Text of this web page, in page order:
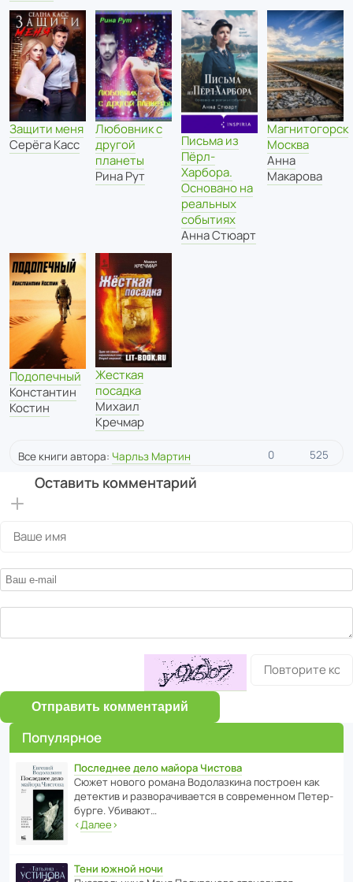
Защити меня
Серёга Касс
Любовник с
другой
планеты
Рина Рут
Письма из
Пёрл-
Харбора.
Основано на
реальных
событиях
Анна Стюарт
Магнитогорск
Москва
Анна
Макарова
Подопечный
Константин
Костин
Жесткая
посадка
Михаил
Кречмар
Все книги автора: Чарльз Мартин 0 525
Оставить комментарий
Отправить комментарий
Популярное
Последнее дело майора Чистова
Сюжет нового романа Водо­ла­з­кина пост­роен как
дете­ктив и разво­ра­чи­ва­ется в совре­менном Пете­р­
бурге. Убивают…
‹Далее›
Тени южной ночи